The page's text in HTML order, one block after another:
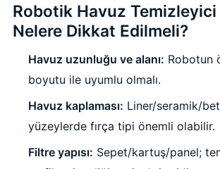
Robotik Havuz Temizleyici
Nelere Dikkat Edilmeli?
Havuz uzunluğu ve alanı: Robotun
boyutu ile uyumlu olmalı.
Havuz kaplaması: Liner/seramik/
yüzeylerde fırça tipi önemli olabilir.
Filtre yapısı: Sepet/kartuş/panel;